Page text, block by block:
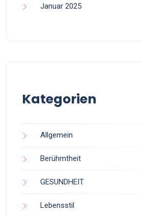
Januar 2025
Kategorien
Allgemein
Berühmtheit
GESUNDHEIT
Lebensstil